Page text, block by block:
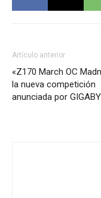
Artículo anterior
«Z170 March OC
la nueva competición
anunciada por